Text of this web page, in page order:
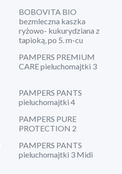
BOBOVITA BIO
bezmleczna kaszka
ryżowo- kukurydziana z
tapioką, po 5. m-cu
PAMPERS PREMIUM
CARE pieluchomajtki 3
PAMPERS PANTS
pieluchomajtki 4
PAMPERS PURE
PROTECTION 2
PAMPERS PANTS
pieluchomajtki 3 Midi